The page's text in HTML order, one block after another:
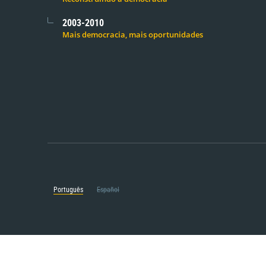
2003-2010
Mais democracia, mais oportunidades
Português Español